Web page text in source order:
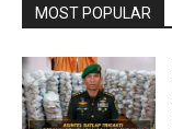
MOST POPULAR